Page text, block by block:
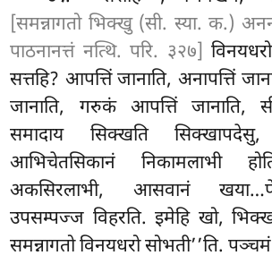
[समन्नागतो भिक्खु (सी. स्या. क.)
पाठनानत्तं नत्थि. परि. ३२७]
सत्तहि? आपत्तिं जानाति, अनापत्तिं
जानाति, गरुकं आपत्तिं जानाति,
समादाय सिक्खति
आभिचेतसिकानं निकामलाभी
अकसिरलाभी, आसवानं
उपसम्पज्ज विहरति. इमेहि खो,
समन्नागतो विनयधरो सोभती’’ति.